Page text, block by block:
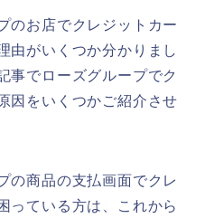
のお店でクレジットカー
由がいくつか分かりまし
事でローズグループでク
因をいくつかご紹介させ
の商品の支払画面でクレ
っている方は、これから